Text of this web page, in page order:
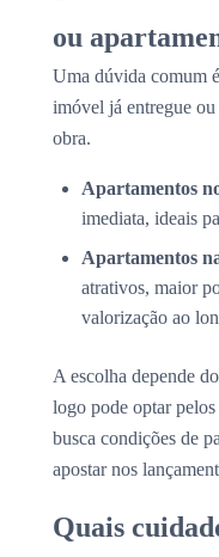
ou
Uma dúvida comum
imóvel já entregue
obra.
Apartamentos
imediata, ideais
Apartamentos
atrativos, maior
valorização ao
A escolha depende
logo pode optar
busca condições de
apostar nos
Quais